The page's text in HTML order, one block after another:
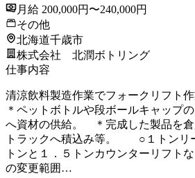
月給 200,000円〜240,000円
その他
北海道千歳市
株式会社 北潤ボトリング
仕事内容
清涼飲料製造作業でフォークリフ
＊ペットボトルや段ボールキャップ
へ資材の供給。 ＊完成した製品を
トラックへ積込み等。 ○１トン
トンと１．５トンカウンターリフ
の変更範囲…